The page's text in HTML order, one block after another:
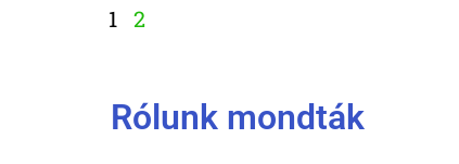
1 2
Rólunk mondták